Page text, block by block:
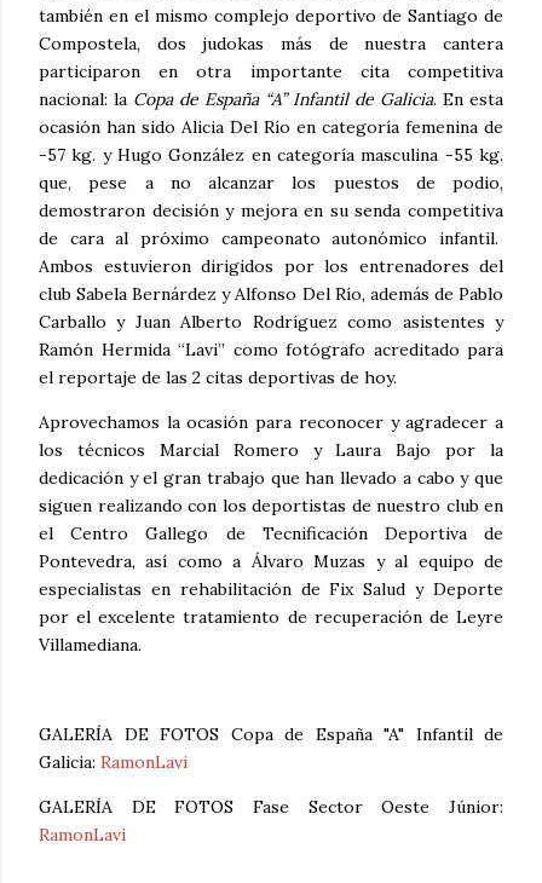
también en el mismo complejo deportivo de Santiago de
Compostela, dos judokas más de nuestra cantera
participaron en otra importante cita competitiva
nacional: la Copa de España “A” Infantil de Galicia. En esta
ocasión han sido Alicia Del Río en categoría femenina de
-57 kg. y Hugo González en categoría masculina -55 kg.
que, pese a no alcanzar los puestos de podio,
demostraron decisión y mejora en su senda competitiva
de cara al próximo campeonato autonómico infantil.
Ambos estuvieron dirigidos por los entrenadores del
club Sabela Bernárdez y Alfonso Del Río, además de Pablo
Carballo y Juan Alberto Rodríguez como asistentes y
Ramón Hermida “Lavi” como fotógrafo acreditado para
el reportaje de las 2 citas deportivas de hoy.
Aprovechamos la ocasión para reconocer y agradecer a
los técnicos Marcial Romero y Laura Bajo por la
dedicación y el gran trabajo que han llevado a cabo y que
siguen realizando con los deportistas de nuestro club en
el Centro Gallego de Tecnificación Deportiva de
Pontevedra, así como a Álvaro Muzas y al equipo de
especialistas en rehabilitación de Fix Salud y Deporte
por el excelente tratamiento de recuperación de Leyre
Villamediana.
GALERÍA DE FOTOS Copa de España "A" Infantil de
Galicia: RamonLavi
GALERÍA DE FOTOS Fase Sector Oeste Júnior:
RamonLavi